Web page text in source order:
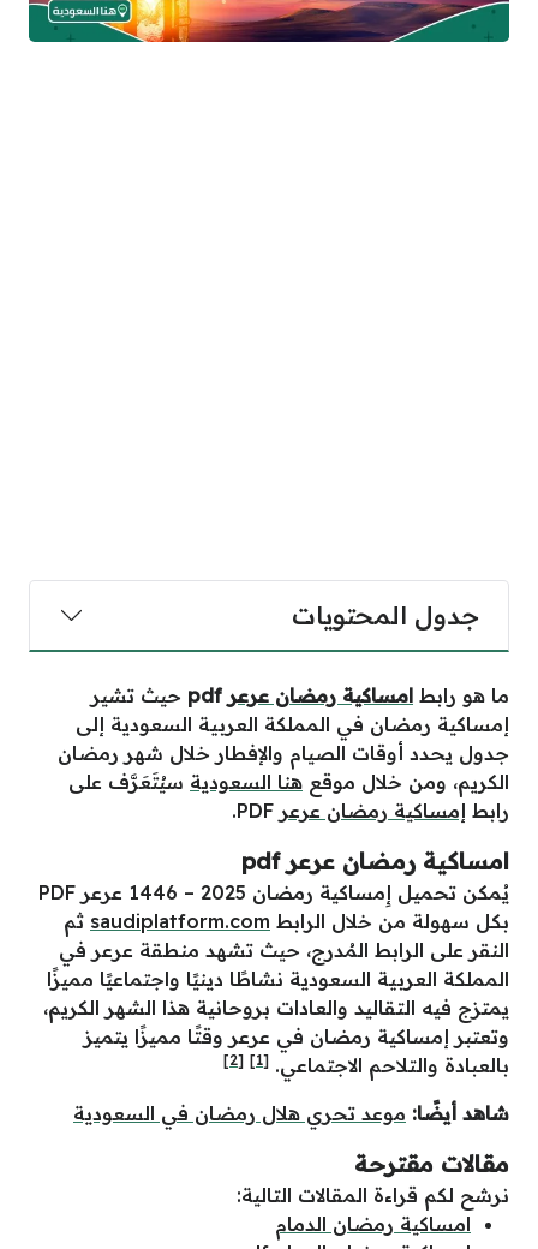
جدول المحتويات
ما هو رابط امساكية رمضان عرعر pdf
حيث تشير
إمساكية رمضان في المملكة العربية السعودية إلى
جدول يحدد أوقات الصيام والإفطار خلال شهر رمضان
الكريم، ومن خلال موقع هنا السعودية سيُتَعَرَّف على
رابط إمساكية رمضان عرعر
امساكية رمضان عرعر pdf
يُمكن تحميل إِمساكية رمضان 2025 – 1446 عرعر PDF
بكل سهولة من خلال الرابط saudiplatform.com ثم
النقر على الرابط المُدرج، حيث تشهد منطقة عرعر في
المملكة العربية السعودية نشاطًا دينيًا واجتماعيًا مميزًا
يمتزج فيه التقاليد والعادات بروحانية هذا الشهر الكريم،
وتعتبر إمساكية رمضان في عرعر وقتًا مميزًا يتميز
بالعبادة والتلاحم الاجتماعي. [1]
[2]
شاهد أيضًا: موعد تحري هلال رمضان في السعودية
مقالات مقترحة
نرشح لكم قراءة المقالات التالية:
امساكية رمضان الدمام